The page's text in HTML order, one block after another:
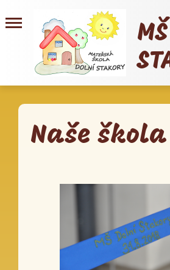
Naše škola